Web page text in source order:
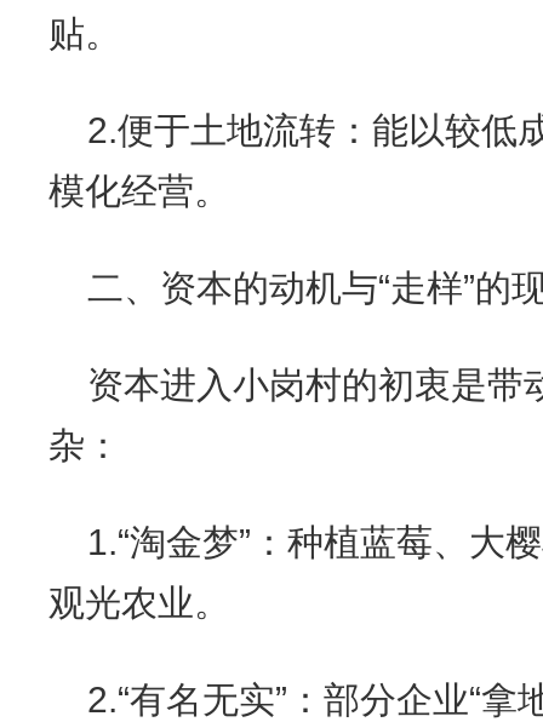
贴。
2.便于土地流转：能以较低
模化经营。
二、资本的动机与“走样”的
资本进入小岗村的初衷是带
杂：
1.“淘金梦”：种植蓝莓、大
观光农业。
2.“有名无实”：部分企业“拿